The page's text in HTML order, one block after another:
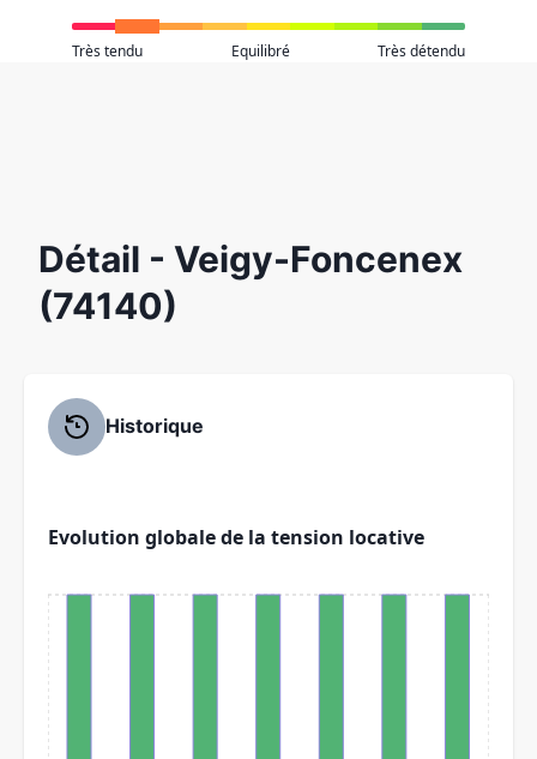
Très tendu Equilibré Très détendu
Détail - Veigy-Foncenex
(74140)
Historique
Evolution globale de la tension locative